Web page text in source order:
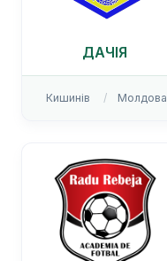
ДАЧІЯ
Кишинів Молдова